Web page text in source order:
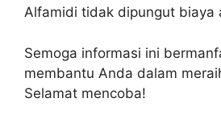
Alfamidi tidak dipungut biaya
Semoga informasi ini
membantu Anda dalam
Selamat mencoba!